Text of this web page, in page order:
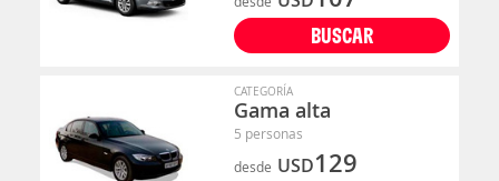
BUSCAR
CATEGORÍA
Gama alta
5 personas
desde USD129